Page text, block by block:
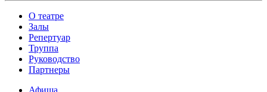
О театре
Залы
Репертуар
Труппа
Руководство
Партнеры
Афиша